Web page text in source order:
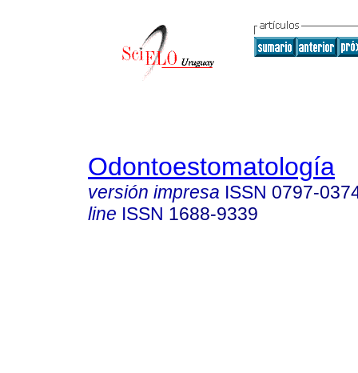
Odontoestomatología
versión impresa ISSN 0797-
line ISSN 1688-9339